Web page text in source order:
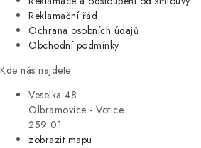
Reklamační řád
Ochrana osobních údajů
Obchodní podmínky
Kde nás najdete
Veselka 48
Olbramovice - Votice
259 01
zobrazit mapu
DOMÁCNOST
ÚKLID
VÝPRODEJ
ZNAČKY